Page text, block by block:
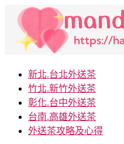
content
曼蒂外送茶：台灣外送茶精
Mandy外送茶提供全台灣
姐、小模和藝人，為您打造
新北.台北外送茶
竹北.新竹外送茶
彰化.台中外送茶
台南.高雄外送茶
外送茶攻略及心得